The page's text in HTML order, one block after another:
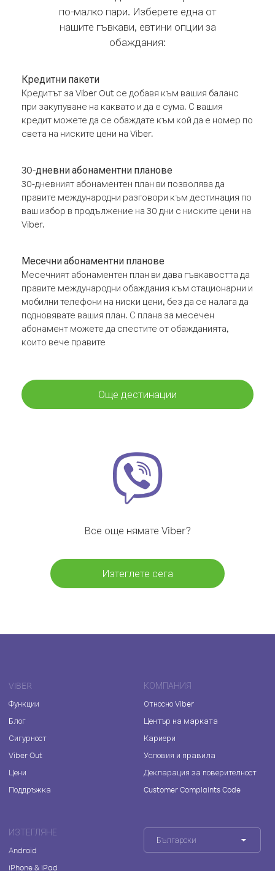
по-малко пари. Изберете една от
нашите гъвкави, евтини опции за
обаждания:
Кредитни пакети
Кредитът за Viber Out се добавя към вашия баланс
при закупуване на каквато и да е сума. С вашия
кредит можете да се обаждате към кой да е номер по
света на ниските цени на Viber.
30-дневни абонаментни планове
30-дневният абонаментен план ви позволява да
правите международни разговори към дестинация по
ваш избор в продължение на 30 дни с ниските цени на
Viber.
Месечни абонаментни планове
Месечният абонаментен план ви дава гъвкавостта да
правите международни обаждания към стационарни и
мобилни телефони на ниски цени, без да се налага да
подновявате вашия план. С плана за месечен
абонамент можете да спестите от обажданията,
които вече правите
Още дестинации
Все още нямате Viber?
Изтеглете сега
VIBER
Функции
Блог
Сигурност
Viber Out
Цени
Поддръжка
КОМПАНИЯ
Относно Viber
Център на марката
Кариери
Условия и правила
Декларация за поверителност
Customer Complaints Code
ИЗТЕГЛЯНЕ
Android
iPhone & iPad
Български